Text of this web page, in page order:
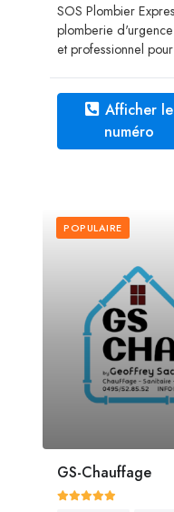
SOS Plombier
plomberie
et professionnel
Afficher le
numéro
POPULAIRE
GS-Chauffage